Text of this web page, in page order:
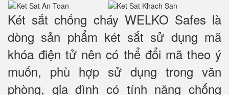
Két sắt chống cháy WELKO Safes là
dòng sản phẩm két sắt sử dụng mã
khóa điện tử nên có thể đổi mã theo ý
muốn, phù hợp sử dụng trong văn
phòng, gia đình có tính năng chống